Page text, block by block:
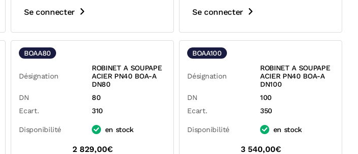
Se connecter Se connecter
BOAA80
Désignation
ROBINET A SOUPAPE
ACIER PN40 BOA-A
DN80
DN
80
Ecart.
310
Disponibilité en stock
2 829,00€
BOAA100
Désignation
ROBINET A SOUPAPE
ACIER PN40 BOA-A
DN100
DN
100
Ecart.
350
Disponibilité en stock
3 540,00€